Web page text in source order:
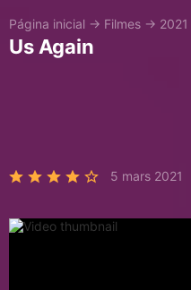
Página inicial → Filmes → 2021
Us Again
5 mars 2021